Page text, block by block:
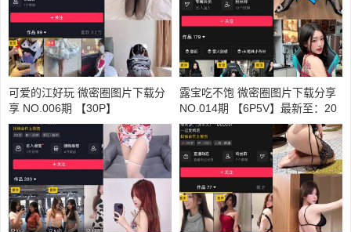
可爱的江好玩 微密圈图片下载分
享 NO.006期 【30P】
露宝吃不饱 微密圈图片下载分享
NO.014期 【6P5V】最新至：20
24.7.18